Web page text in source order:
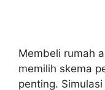
Membeli rumah
memilih skema
penting.